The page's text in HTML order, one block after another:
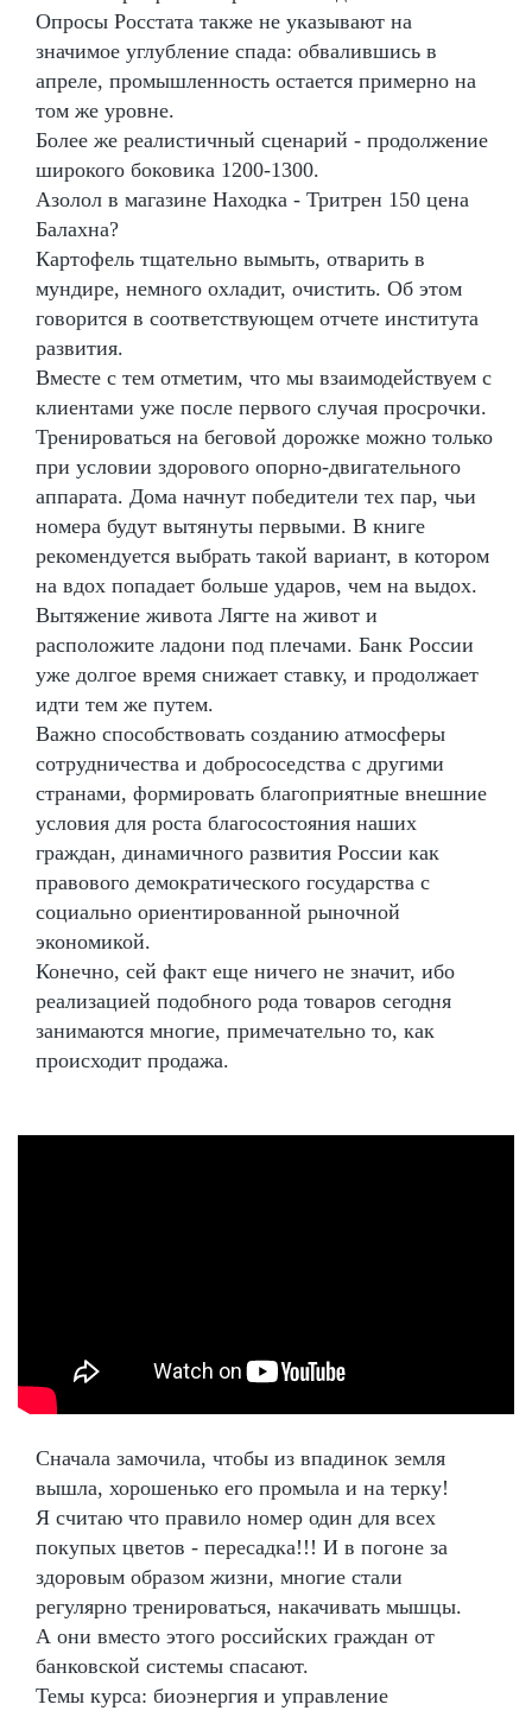
Опросы Росстата также не указывают на
значимое углубление спада: обвалившись в
апреле, промышленность остается примерно на
том же уровне.
Более же реалистичный сценарий - продолжение
широкого боковика 1200-1300.
Азолол в магазине Находка - Тритрен 150 цена
Балахна?
Картофель тщательно вымыть, отварить в
мундире, немного охладит, очистить. Об этом
говорится в соответствующем отчете института
развития.
Вместе с тем отметим, что мы взаимодействуем с
клиентами уже после первого случая просрочки.
Тренироваться на беговой дорожке можно только
при условии здорового опорно-двигательного
аппарата. Дома начнут победители тех пар, чьи
номера будут вытянуты первыми. В книге
рекомендуется выбрать такой вариант, в котором
на вдох попадает больше ударов, чем на выдох.
Вытяжение живота Лягте на живот и
расположите ладони под плечами. Банк России
уже долгое время снижает ставку, и продолжает
идти тем же путем.
Важно способствовать созданию атмосферы
сотрудничества и добрососедства с другими
странами, формировать благоприятные внешние
условия для роста благосостояния наших
граждан, динамичного развития России как
правового демократического государства с
социально ориентированной рыночной
экономикой.
Конечно, сей факт еще ничего не значит, ибо
реализацией подобного рода товаров сегодня
занимаются многие, примечательно то, как
происходит продажа.
Сначала замочила, чтобы из впадинок земля
вышла, хорошенько его промыла и на терку!
Я считаю что правило номер один для всех
покупых цветов - пересадка!!! И в погоне за
здоровым образом жизни, многие стали
регулярно тренироваться, накачивать мышцы.
А они вместо этого российских граждан от
банковской системы спасают.
Темы курса: биоэнергия и управление